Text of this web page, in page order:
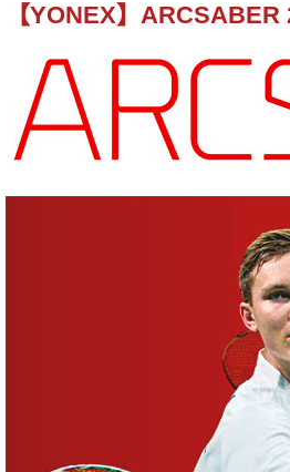
【YONEX】